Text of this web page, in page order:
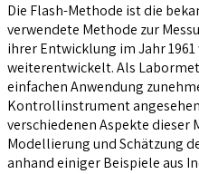
Die Flash-Methode ist die
verwendete Methode zur
ihrer Entwicklung im Jahr
weiterentwickelt. Als
einfachen Anwendung
Kontrollinstrument
verschiedenen Aspekte dieser
Modellierung und Schätzung
anhand einiger Beispiele aus